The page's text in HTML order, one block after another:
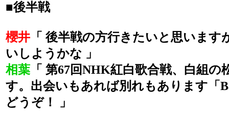
■後半戦
櫻井 「 後半戦の方行きたいと思います
いしようかな 」
相葉 「 第67回NHK紅白歌合戦、白組
す。出会いもあれば別れもあります「
どうぞ！ 」